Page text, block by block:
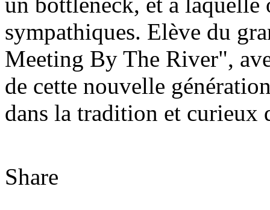
sympathiques. Elève du
Meeting By The River",
de cette nouvelle
dans la tradition et curieux
Share